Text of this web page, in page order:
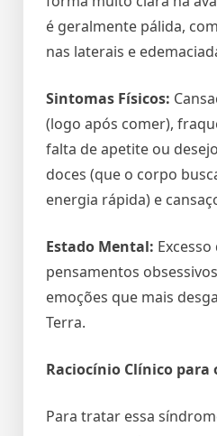
é geralmente pálida,
nas laterais e
Sintomas Físicos:
(logo após comer),
falta de apetite ou
doces (que o corpo
energia rápida) e
Estado Mental:
pensamentos
emoções que mais
Terra.
Raciocínio Clínico para
Para tratar essa